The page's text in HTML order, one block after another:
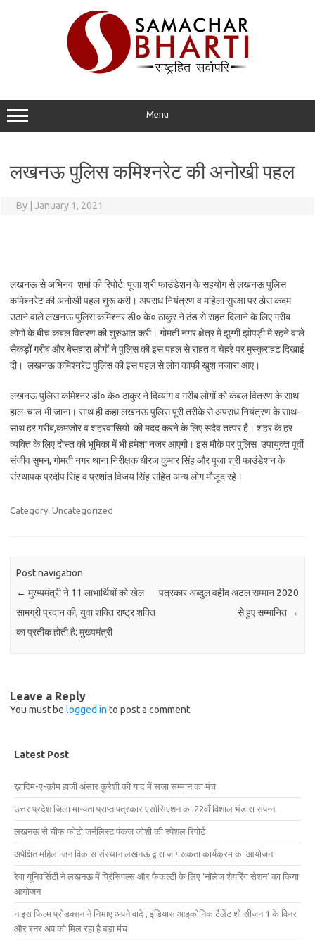
Menu
लखनऊ पुलिस कमिश्नरेट की अनोखी पहल
By January 1, 2021
लखनऊ से अभिनव शर्मा की रिपोर्ट: पूजा श्री फाउंडेशन के सहयोग से लखनऊ पुलिस
कमिश्नरेट की अनोखी पहल शुरू करी। अपराध नियंत्रण व महिला सुरक्षा पर ठोस कदम
उठाने वाले लखनऊ पुलिस कमिश्नर डी० के० ठाकुर ने ठंड से राहत दिलाने के लिए गरीब
लोगों के बीच कंबल वितरण की शुरुआत करी। गोमती नगर क्षेत्र में झुग्गी झोपड़ी में रहने वाले
सैकड़ों गरीब और बेसहारा लोगों ने पुलिस की इस पहल से राहत व चेहरे पर मुस्कुराहट दिखाई
दी। लखनऊ कमिश्नरेट पुलिस की इस पहल से लोग काफी खुश नजारा आए।
लखनऊ पुलिस कमिश्नर डी० के० ठाकुर ने दिव्यांग व गरीब लोगों को कंबल वितरण के साथ
हाल-चाल भी जाना। साथ ही कहा लखनऊ पुलिस पूरी तरीके से अपराध नियंत्रण के साथ-
साथ हर गरीब,कमजोर व शहरवासियों की मदद करने के लिए सदैव तत्पर है। शहर के हर
व्यक्ति के लिए दोस्त की भूमिका में भी हमेशा नजर आएगी। इस मौके पर पुलिस उपायुक्त पूर्वी
संजीव सुमन, गोमती नगर थाना निरीक्षक धीरज कुमार सिंह और पूजा श्री फाउंडेशन के
संस्थापक प्रदीप सिंह व प्रशांत विजय सिंह सहित अन्य लोग मौजूद रहे।
Category: Uncategorized
Post navigation
← मुख्यमंत्री ने 11 लाभार्थियों को खेल
सामग्री प्रदान की, युवा शक्ति राष्ट्र शक्ति
का प्रतीक होती है: मुख्यमंत्री
पत्रकार अब्दुल वहीद अटल सम्मान 2020
से हुए सम्मानित →
Leave a Reply
You must be logged in to post a comment.
Latest Post
ख़ादिम-ए-क़ौम हाजी अंसार कुरैशी की याद में सजा सम्मान का मंच
उत्तर प्रदेश जिला मान्यता प्राप्त पत्रकार एसोसिएशन का 22वाँ विशाल भंडारा संपन्न.
लखनऊ से चीफ फोटो जर्नलिस्ट पंकज जोशी की स्पेशल रिपोर्ट
अपेक्षित महिला जन विकास संस्थान लखनऊ द्वारा जागरूकता कार्यक्रम का आयोजन
रेवा यूनिवर्सिटी ने लखनऊ में प्रिंसिपल्स और फैकल्टी के लिए ‘नॉलेज शेयरिंग सेशन’ का किया
आयोजन
नाइस फिल्म प्रोडक्शन ने निभाए अपने वादे , इंडियास आइकोनिक टैलेंट शो सीजन 1 के विनर
और रनर अप को मिल रहा है बड़ा मंच